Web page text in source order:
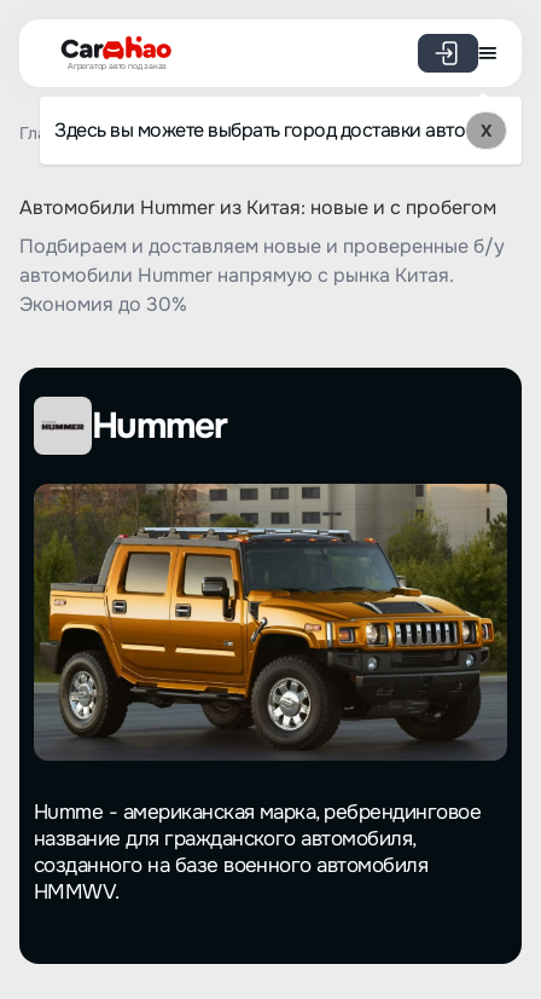
Агрегатор авто под заказ
Здесь вы можете выбрать город доставки авто X
Главная Список брендов Hummer
Автомобили Hummer из Китая: новые и с пробегом
Подбираем и доставляем новые и проверенные б/у
автомобили Hummer напрямую с рынка Китая.
Экономия до 30%
Hummer
Humme - американская марка, ребрендинговое
название для гражданского автомобиля,
созданного на базе военного автомобиля
HMMWV.